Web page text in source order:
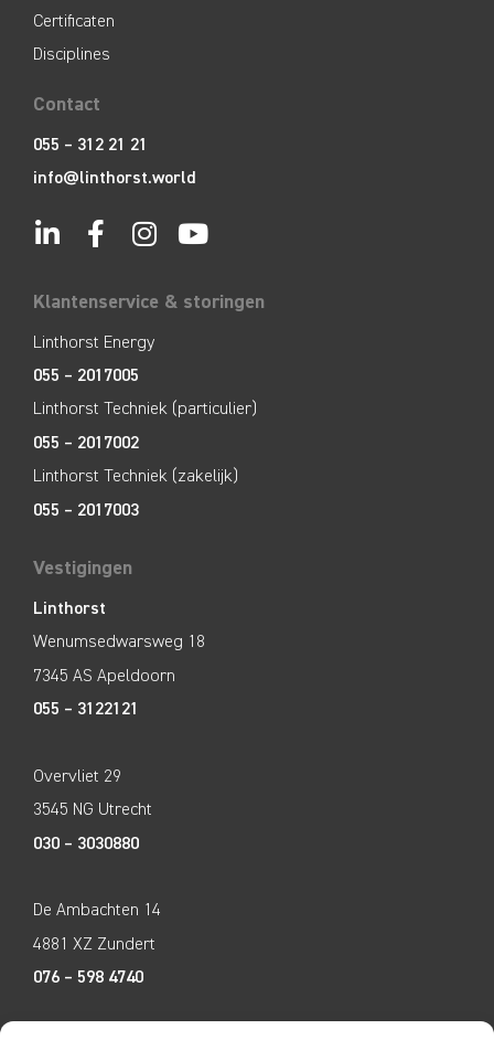
Certificaten
Disciplines
Contact
055 – 312 21 21
info@linthorst.world
Klantenservice & storingen
Linthorst Energy
055 – 2017005
Linthorst Techniek (particulier)
055 – 2017002
Linthorst Techniek (zakelijk)
055 – 2017003
Vestigingen
Linthorst
Wenumsedwarsweg 18
7345 AS Apeldoorn
055 – 3122121
Overvliet 29
3545 NG Utrecht
030 – 3030880
De Ambachten 14
4881 XZ Zundert
076 – 598 4740